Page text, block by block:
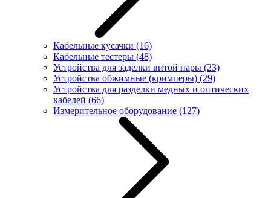
Кабельные кусачки (16)
Кабельные тестеры (48)
Устройства для заделки витой пары (23)
Устройства обжимные (кримперы) (29)
Устройства для разделки медных и оптических
кабелей (66)
Измерительное оборудование (127)